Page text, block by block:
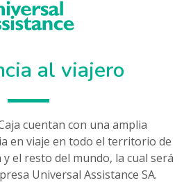
al viajero
cuentan con una amplia
en viaje en todo el territorio de
el resto del mundo, la cual será
Universal Assistance SA.